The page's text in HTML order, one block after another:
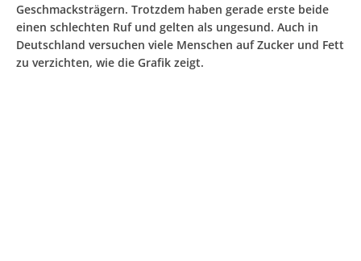
Geschmacksträgern. Trotzdem haben gerade erste beide
einen schlechten Ruf und gelten als ungesund. Auch in
Deutschland versuchen viele Menschen auf Zucker und Fett
zu verzichten, wie die Grafik zeigt.